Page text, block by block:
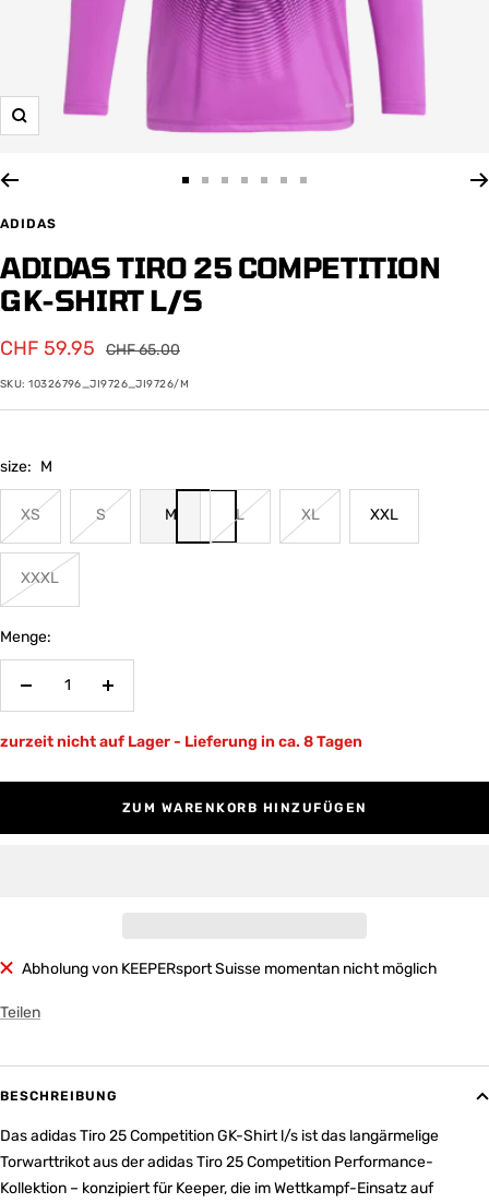
Zoom
gehen
gehen
gehengehen
gehengehengehen
ADIDAS
ADIDAS TIRO 25 COMPETITION
GK-SHIRT L/S
Angebotspreis
CHF 59.95
Regulärer
CHF 65.00
SKU:10326796_JI9726_JI9726/M
size: M
XS S M L XL XXL
XXXL
Menge:
Menge
Menge
zurzeit nicht auf Lager - Lieferung in ca. 8 Tagen
ZUM WARENKORB HINZUFÜGEN
Abholung von KEEPERsport Suisse momentan nicht möglich
Teilen
BESCHREIBUNG
Das adidas Tiro 25 Competition GK-Shirt l/s ist das langärmelige
Torwarttrikot aus der adidas Tiro 25 Competition Performance-
Kollektion – konzipiert für Keeper, die im Wettkampf-Einsatz auf